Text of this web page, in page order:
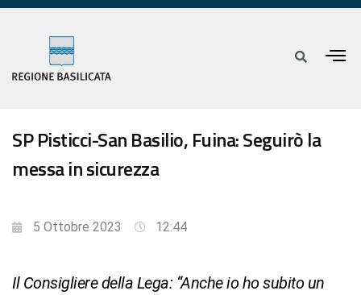
SP Pisticci-San Basilio, Fuina: Seguirò la
messa in sicurezza
5 Ottobre 2023 12:44
Il Consigliere della Lega: “Anche io ho subito un